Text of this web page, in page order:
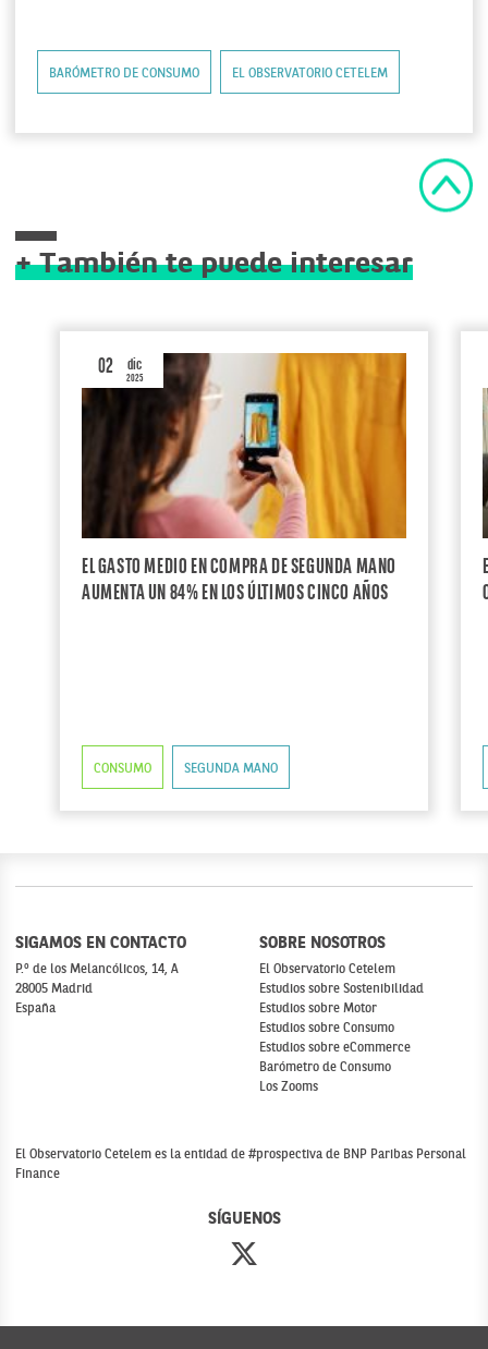
BARÓMETRO DE CONSUMO EL OBSERVATORIO CETELEM
+ También te puede interesar
02 dic
2025
EL GASTO MEDIO EN COMPRA DE SEGUNDA MANO
AUMENTA UN 84% EN LOS ÚLTIMOS CINCO AÑOS
CONSUMO SEGUNDA MANO
SIGAMOS EN CONTACTO
P.º de los Melancólicos, 14, A
28005 Madrid
España
SOBRE NOSOTROS
El Observatorio Cetelem
Estudios sobre Sostenibilidad
Estudios sobre Motor
Estudios sobre Consumo
Estudios sobre eCommerce
Barómetro de Consumo
Los Zooms
SÍGUENOS
El Observatorio Cetelem es la entidad de #prospectiva de BNP Paribas Personal
Finance